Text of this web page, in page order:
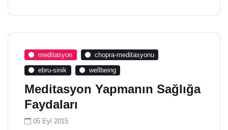
meditasyon chopra-meditasyonu
ebru-sinik wellbeing
Meditasyon Yapmanın Sağlığa
Faydaları
05 Eyl 2015